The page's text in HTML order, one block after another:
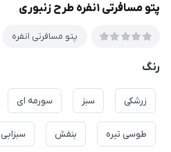
پتو مسافرتی ۱نفره طرح زنبوری
پتو مسافرتی ۱نفره
رنگ
زرشکی سبز سورمه ای
طوسی تیره بنفش سبزابی